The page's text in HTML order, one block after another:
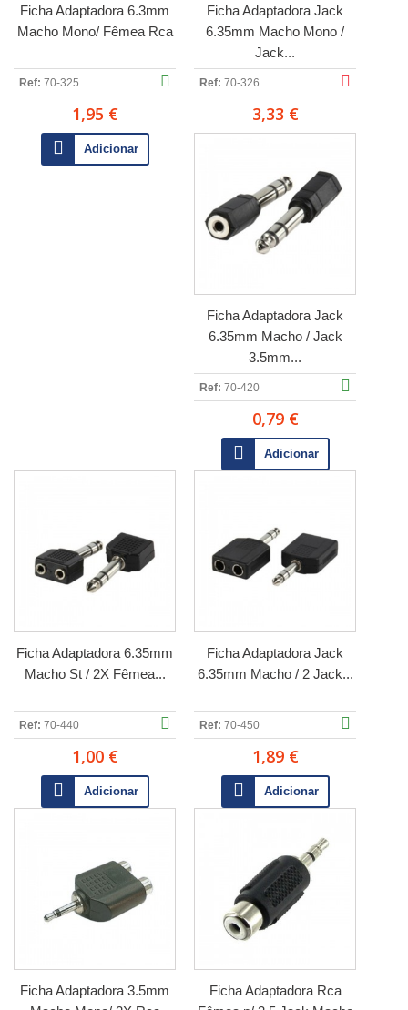
Ficha Adaptadora 6.3mm
Macho Mono/ Fêmea Rca
Ref: 70-325
1,95 €
Adicionar
Ficha Adaptadora Jack
6.35mm Macho Mono /
Jack...
Ref: 70-326
3,33 €
Ficha Adaptadora Jack
6.35mm Macho / Jack
3.5mm...
Ref: 70-420
0,79 €
Adicionar
Ficha Adaptadora 6.35mm
Macho St / 2X Fêmea...
Ref: 70-440
1,00 €
Adicionar
Ficha Adaptadora Jack
6.35mm Macho / 2 Jack...
Ref: 70-450
1,89 €
Adicionar
Ficha Adaptadora 3.5mm
Ficha Adaptadora Rca